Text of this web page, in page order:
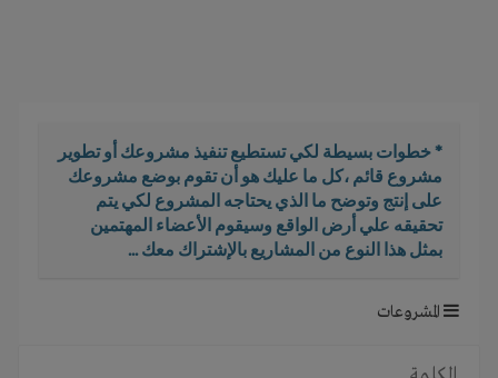
n
* خطوات بسيطة لكي تستطيع تنفيذ مشروعك أو تطوير
مشروع قائم ،كل ما عليك هو أن تقوم بوضع مشروعك
على إنتج وتوضح ما الذي يحتاجه المشروع لكي يتم
تحقيقه علي أرض الواقع وسيقوم الأعضاء المهتمين
بمثل هذا النوع من المشاريع بالإشتراك معك ...
المشروعات